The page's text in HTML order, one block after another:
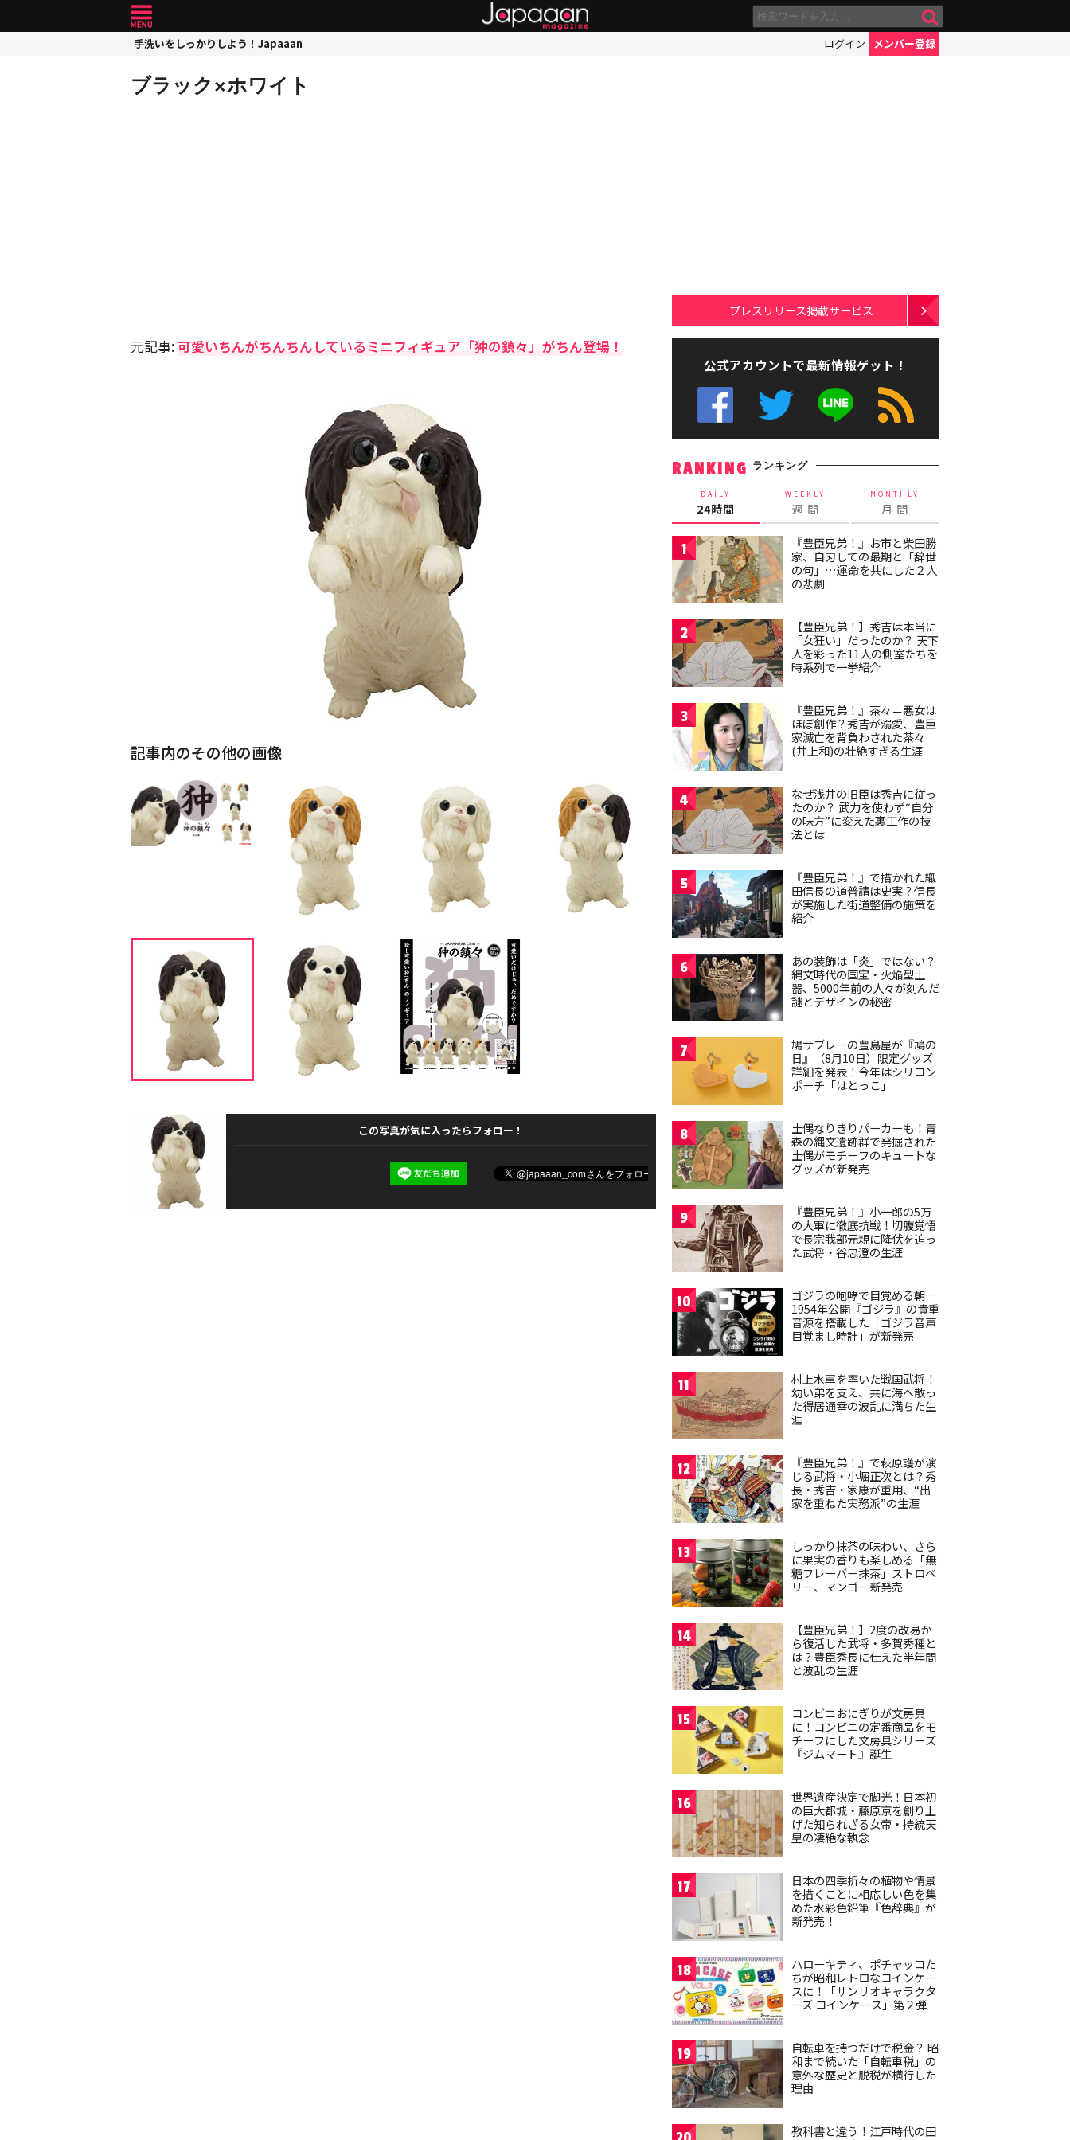
手洗いをしっかりしよう！Japaaan ログイン メンバー登録
ブラック×ホワイト
元記事:可愛いちんがちんちんしているミニフィギュア「狆の鎮々」がちん登場！
記事内のその他の画像
この写真が気に入ったらフォロー！
プレスリリース掲載サービス
公式アカウントで最新情報ゲット！
RANKING ランキング
DAILY
24時間
WEEKLY
週 間
MONTHLY
月 間
1
『豊臣兄弟！』お市と柴田勝
家、自刃しての最期と「辞世
の句」…運命を共にした２人
の悲劇
2
【豊臣兄弟！】秀吉は本当に
「女狂い」だったのか？ 天下
人を彩った11人の側室たちを
時系列で一挙紹介
3
『豊臣兄弟！』茶々＝悪女は
ほぼ創作？秀吉が溺愛、豊臣
家滅亡を背負わされた茶々
(井上和)の壮絶すぎる生涯
4
なぜ浅井の旧臣は秀吉に従っ
たのか？ 武力を使わず“自分
の味方”に変えた裏工作の技
法とは
5
『豊臣兄弟！』で描かれた織
田信長の道普請は史実？信長
が実施した街道整備の施策を
紹介
6
あの装飾は「炎」ではない？
縄文時代の国宝・火焔型土
器、5000年前の人々が刻んだ
謎とデザインの秘密
7
鳩サブレーの豊島屋が『鳩の
日』（8月10日）限定グッズ
詳細を発表！今年はシリコン
ポーチ「はとっこ」
8
土偶なりきりパーカーも！青
森の縄文遺跡群で発掘された
土偶がモチーフのキュートな
グッズが新発売
9
『豊臣兄弟！』小一郎の5万
の大軍に徹底抗戦！切腹覚悟
で長宗我部元親に降伏を迫っ
た武将・谷忠澄の生涯
10
ゴジラの咆哮で目覚める朝…
1954年公開『ゴジラ』の貴重
音源を搭載した「ゴジラ音声
目覚まし時計」が新発売
11
村上水軍を率いた戦国武将！
幼い弟を支え、共に海へ散っ
た得居通幸の波乱に満ちた生
涯
12
『豊臣兄弟！』で萩原護が演
じる武将・小堀正次とは？秀
長・秀吉・家康が重用、“出
家を重ねた実務派”の生涯
13
しっかり抹茶の味わい、さら
に果実の香りも楽しめる「無
糖フレーバー抹茶」ストロベ
リー、マンゴー新発売
14
【豊臣兄弟！】2度の改易か
ら復活した武将・多賀秀種と
は？豊臣秀長に仕えた半年間
と波乱の生涯
15
コンビニおにぎりが文房具
に！コンビニの定番商品をモ
チーフにした文房具シリーズ
『ジムマート』誕生
16
世界遺産決定で脚光！日本初
の巨大都城・藤原京を創り上
げた知られざる女帝・持統天
皇の凄絶な執念
17
日本の四季折々の植物や情景
を描くことに相応しい色を集
めた水彩色鉛筆『色辞典』が
新発売！
18
ハローキティ、ポチャッコた
ちが昭和レトロなコインケー
スに！「サンリオキャラクタ
ーズ コインケース」第２弾
19
自転車を持つだけで税金？ 昭
和まで続いた「自転車税」の
意外な歴史と脱税が横行した
理由
教科書と違う！江戸時代の田